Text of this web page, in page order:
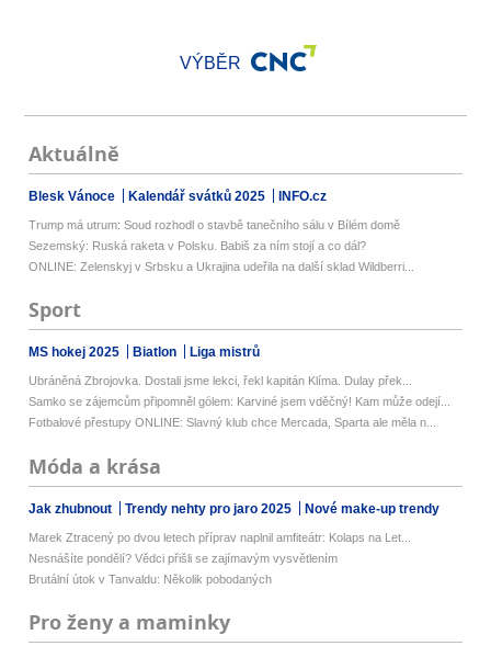
VÝBĚR
Aktuálně
Blesk Vánoce Kalendář svátků 2025 INFO.cz
Trump má utrum: Soud rozhodl o stavbě tanečního sálu v Bílém domě
Sezemský: Ruská raketa v Polsku. Babiš za ním stojí a co dál?
ONLINE: Zelenskyj v Srbsku a Ukrajina udeřila na další sklad Wildberri...
Sport
MS hokej 2025 Biatlon Liga mistrů
Ubráněná Zbrojovka. Dostali jsme lekci, řekl kapitán Klíma. Dulay přek...
Samko se zájemcům připomněl gólem: Karviné jsem vděčný! Kam může odejí...
Fotbalové přestupy ONLINE: Slavný klub chce Mercada, Sparta ale měla n...
Móda a krása
Jak zhubnout Trendy nehty pro jaro 2025 Nové make-up trendy
Marek Ztracený po dvou letech příprav naplnil amfiteátr: Kolaps na Let...
Nesnášíte pondělí? Vědci přišli se zajímavým vysvětlením
Brutální útok v Tanvaldu: Několik pobodaných
Pro ženy a maminky